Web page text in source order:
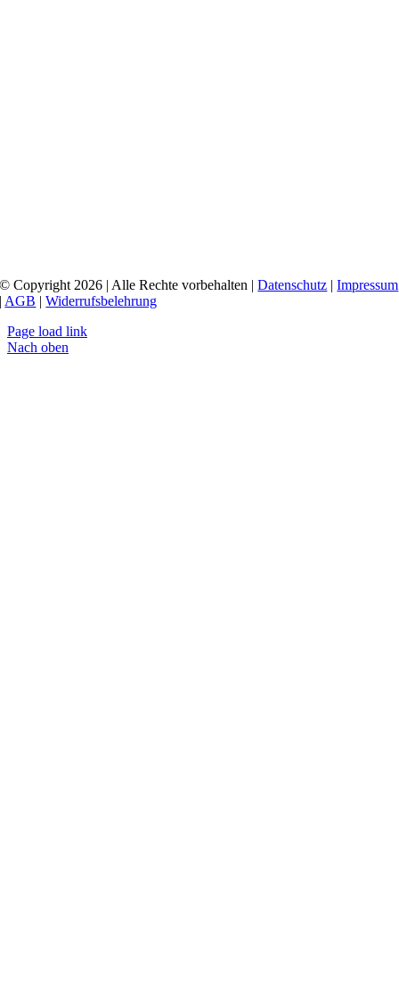
© Copyright 2026 | Alle Rechte vorbehalten |Datenschutz |Impressum
| AGB |Widerrufsbelehrung
Page load link
Nach oben